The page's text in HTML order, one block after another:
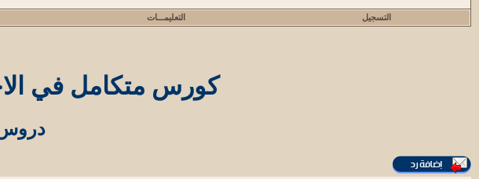
التسجيل التعليمـــات
كورس متكامل في
دروس